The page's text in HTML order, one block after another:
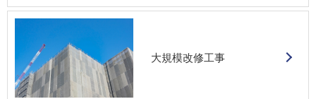
大規模改修工事